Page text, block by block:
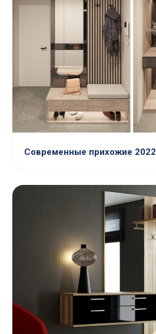
Современные прихожие 2022